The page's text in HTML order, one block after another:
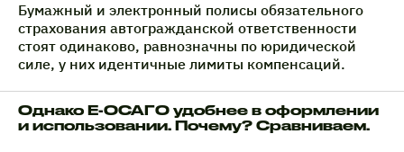
Бумажный и электронный полисы обязательного
страхования автогражданской ответственности
стоят одинаково, равнозначны по юридической
силе, у них идентичные лимиты компенсаций.
Однако Е-ОСАГО удобнее в оформлении
и использовании. Почему? Сравниваем.